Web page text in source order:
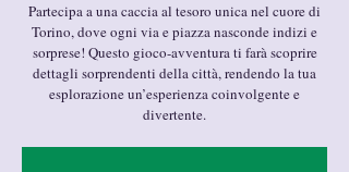
Partecipa a una caccia al tesoro unica nel cuore di
Torino, dove ogni via e piazza nasconde indizi e
sorprese! Questo gioco-avventura ti farà scoprire
dettagli sorprendenti della città, rendendo la tua
esplorazione un’esperienza coinvolgente e
divertente.